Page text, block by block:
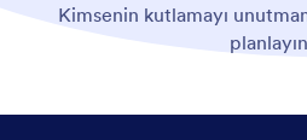
Kimsenin kutlamayı